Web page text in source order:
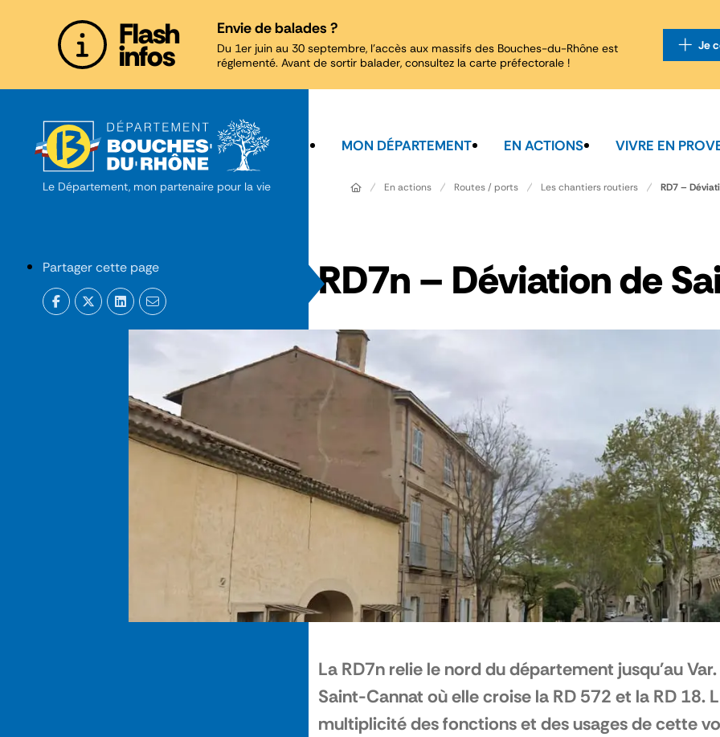
Flash
infos
Envie de balades ?
Du 1er juin au 30 septembre, l'accès aux massifs des Bouches-du-Rhône est
réglementé. Avant de sortir balader, consultez la carte préfectorale !
Je
Le Département, mon partenaire pour la vie
MON DÉPARTEMENT EN ACTIONS VIVRE EN
En actions Routes / ports Les chantiers routiers RD7 –
RD7n – Déviation de
La RD7n relie le nord du département jusqu'au
Saint-Cannat où elle croise la RD 572 et la RD 18.
multiplicité des fonctions et des usages de cette
Partager cette page